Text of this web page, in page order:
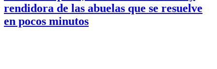
rendidora de las abuelas que se resuelve
en pocos minutos